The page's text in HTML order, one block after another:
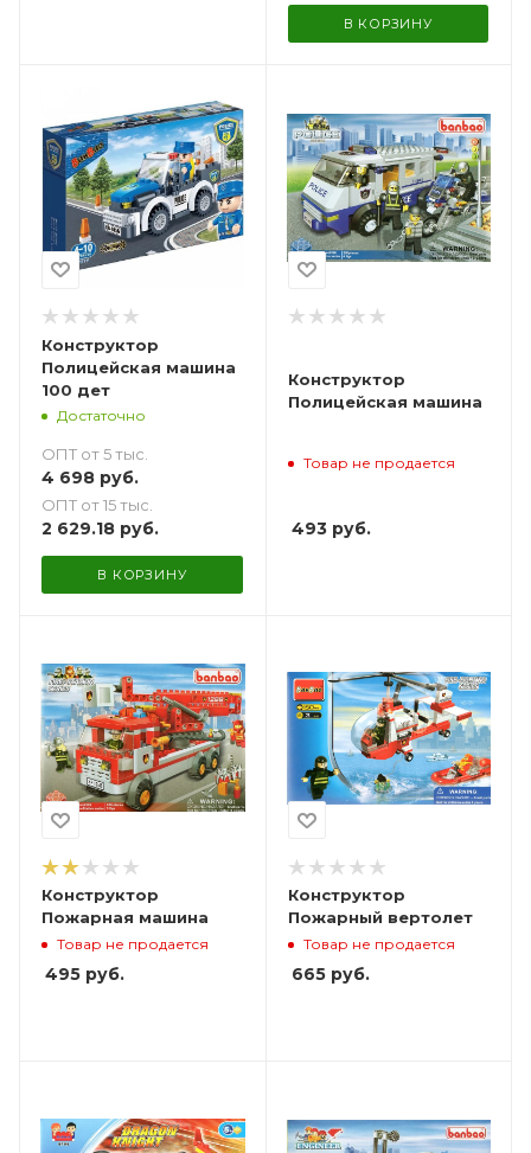
В КОРЗИНУ
Конструктор
Полицейская машина
100 дет
Достаточно
ОПТ от 5 тыс.
4 698 руб.
ОПТ от 15 тыс.
2 629.18 руб.
В КОРЗИНУ
Конструктор
Полицейская машина
Товар не продается
493руб.
Конструктор
Пожарная машина
Товар не продается
495 руб.
Конструктор
Пожарный вертолет
Товар не продается
665руб.